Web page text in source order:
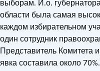
выборам. И.о.
области была самая
каждом избирательном
один сотрудник
Представитель Комитета
явка составила около 70%.